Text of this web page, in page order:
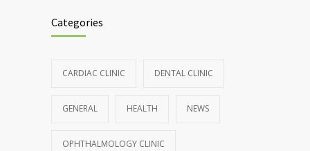
Categories
CARDIAC CLINIC DENTAL CLINIC
GENERAL HEALTH NEWS
OPHTHALMOLOGY CLINIC